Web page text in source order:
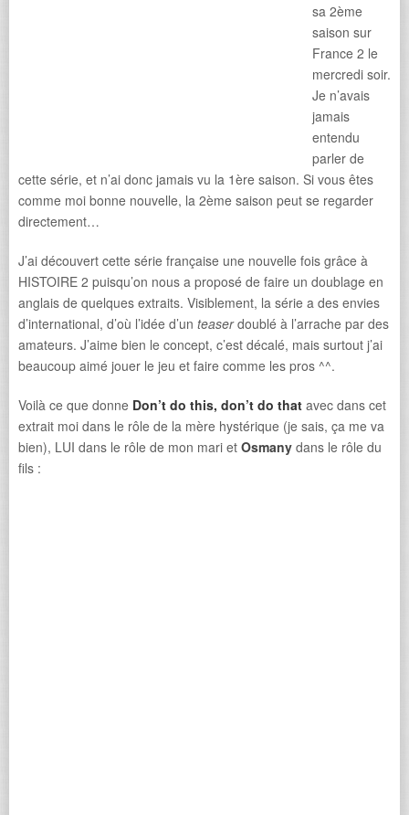
sa 2ème
saison sur
France 2 le
mercredi soir.
Je n’avais
jamais
entendu
parler de
cette série, et n’ai donc jamais vu la 1ère saison. Si vous êtes
comme moi bonne nouvelle, la 2ème saison peut se regarder
directement…
J’ai découvert cette série française une nouvelle fois grâce à
HISTOIRE 2 puisqu’on nous a proposé de faire un doublage en
anglais de quelques extraits. Visiblement, la série a des envies
d’international, d’où l’idée d’un teaserdoublé à l’arrache par des
amateurs. J’aime bien le concept, c’est décalé, mais surtout j’ai
beaucoup aimé jouer le jeu et faire comme les pros ^^.
Voilà ce que donne Don’t do this, don’t do that avec dans cet
extrait moi dans le rôle de la mère hystérique (je sais, ça me va
bien), LUI dans le rôle de mon mari et Osmany dans le rôle du
fils :